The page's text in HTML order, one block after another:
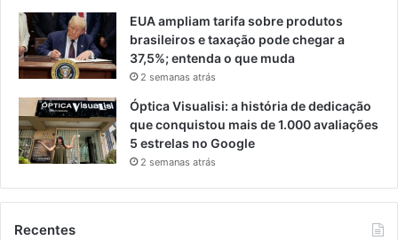
EUA ampliam tarifa sobre produtos
brasileiros e taxação pode chegar a
37,5%; entenda o que muda
2 semanas atrás
Óptica Visualisi: a história de dedicação
que conquistou mais de 1.000 avaliações
5 estrelas no Google
2 semanas atrás
Recentes